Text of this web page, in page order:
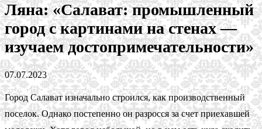
Ляна: «Салават: промышленный
город с картинами на стенах —
изучаем достопримечательности»
07.07.2023
Город Салават изначально строился, как производственный
поселок. Однако постепенно он разросся за счет приехавшей